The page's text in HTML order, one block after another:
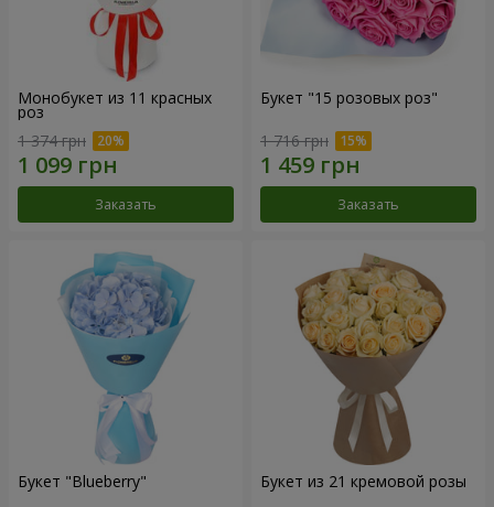
Монобукет из 11 красных
роз
1 374 грн
Заказать
Букет "15 розовых роз"
1 716 грн
Заказать
Букет "Blueberry" Букет из 21 кремовой розы